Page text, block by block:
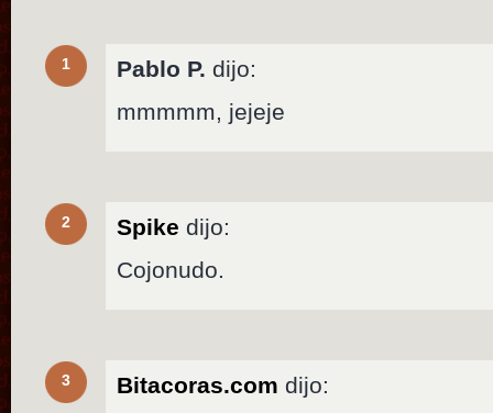
1 Pablo P. dijo:
mmmmm, jejeje
2 Spike dijo:
Cojonudo.
3 Bitacoras.com dijo: